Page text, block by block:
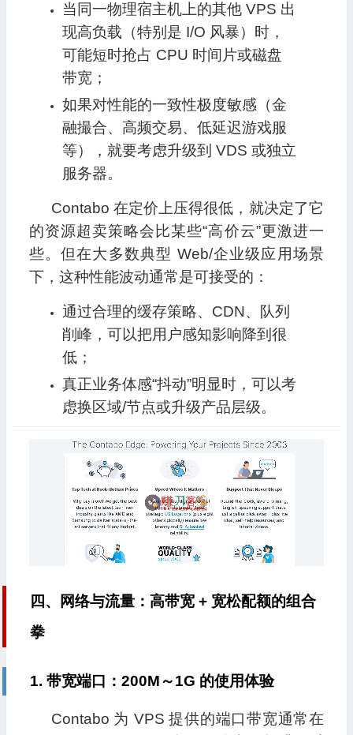
当同一物理宿主机上的其他 VPS 出
现高负载（特别是 I/O 风暴）时，
可能短时抢占 CPU 时间片或磁盘
带宽；
如果对性能的一致性极度敏感（金
融撮合、高频交易、低延迟游戏服
等），就要考虑升级到 VDS 或独立
服务器。
Contabo 在定价上压得很低，就决定了它
的资源超卖策略会比某些“高价云”更激进一
些。但在大多数典型 Web/企业级应用场景
下，这种性能波动通常是可接受的：
通过合理的缓存策略、CDN、队列
削峰，可以把用户感知影响降到很
低；
真正业务体感“抖动”明显时，可以考
虑换区域/节点或升级产品层级。
四、网络与流量：高带宽 + 宽松配额的组合
拳
1. 带宽端口：200M～1G 的使用体验
Contabo 为 VPS 提供的端口带宽通常在